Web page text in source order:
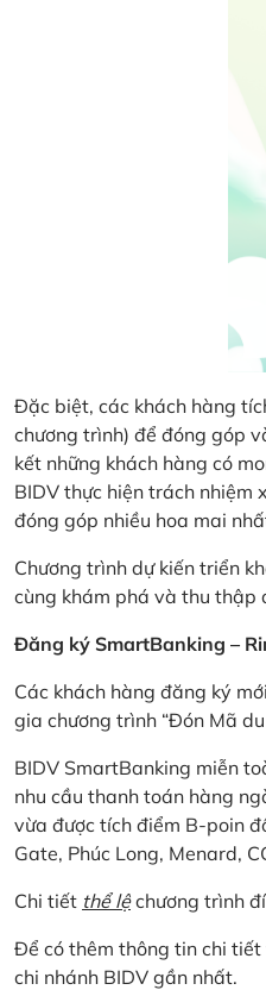
Đặc biệt, các khách hàng
chương trình) để đóng góp
kết những khách hàng có
BIDV thực hiện trách nhiệm
đóng góp nhiều hoa mai
Chương trình dự kiến triển
cùng khám phá và thu thập
Đăng ký SmartBanking –
Các khách hàng đăng ký
gia chương trình “Đón Mã du
BIDV SmartBanking miễn
nhu cầu thanh toán hàng
vừa được tích điểm B-poin
Gate, Phúc Long, Menard,
Chi tiết thể lệchương trình
Để có thêm thông tin chi tiết
chi nhánh BIDV gần nhất.